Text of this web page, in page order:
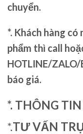
chuyển.
*. Khách hàng có
phẩm thì call
HOTLINE/
báo giá.
*. THÔNG
*.TƯ VẤN